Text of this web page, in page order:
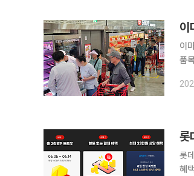
이
이
품목
에
롯
롯
혜택을 마